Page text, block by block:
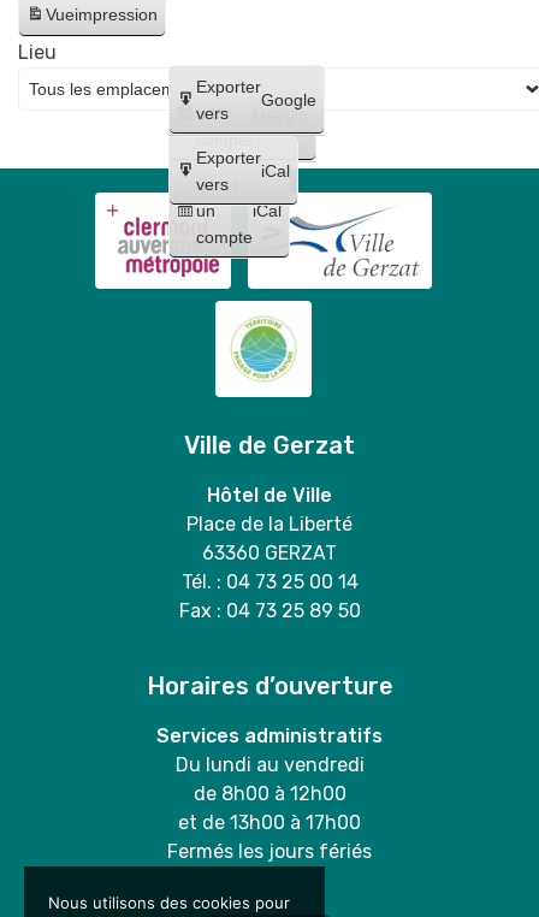
Vueimpression
Créer
un
compte
Google
Créer
un
compte
iCal
Exporter
vers
Google
Exporter
vers
iCal
Lieu
Ville de Gerzat
Hôtel de Ville
Place de la Liberté
63360 GERZAT
Tél. : 04 73 25 00 14
Fax : 04 73 25 89 50
Horaires d’ouverture
Services administratifs
Du lundi au vendredi
de 8h00 à 12h00
et de 13h00 à 17h00
Fermés les jours fériés
Nous utilisons des cookies pour